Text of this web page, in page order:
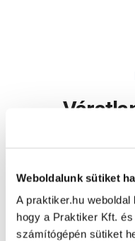
Weboldalunk sütiket
A praktiker.hu
hogy a Praktiker Kft.
számítógépén sütiket